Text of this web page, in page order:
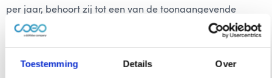
Toestemming Details Over
per jaar, behoort zij tot een van de toonaangevende
incasso bedrijven in de DACH-regio. In februari 2018
verwierf Waterland een meerderheidsbelang in het bedrijf
Oostenrijkse markt door de overname van KNP Financial